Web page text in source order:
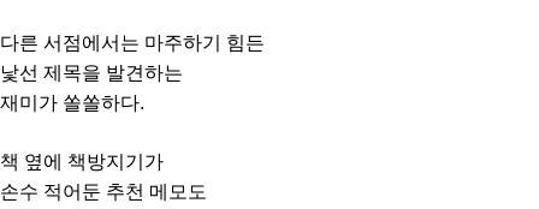
다른 서점에서는 마주하기 힘든
낯선 제목을 발견하는
재미가 쏠쏠하다.
책 옆에 책방지기가
손수 적어둔 추천 메모도